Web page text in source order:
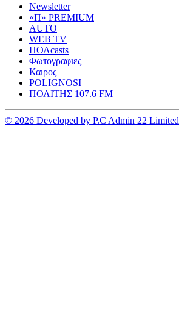
Newsletter
«Π» PREMIUM
AUTO
WEB TV
ΠΟΛcasts
Φωτογραφιες
Καιρος
POLIGNOSI
ΠΟΛΙΤΗΣ 107.6 FM
© 2026 Developed by P.C Admin 22 Limited